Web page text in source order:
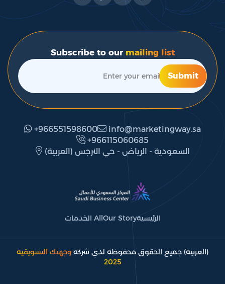
Subscribe to our mailing list
Submit
info@marketingway.sa
+966551598600
‎+966115060685
(العربية) السعودية - الرياض - حي النرجس
الرئيسيةOur StoryAll الخدمات
(العربية) جميع الحقوق محفوظة لدي شركة وجهتك التسويقية
2025